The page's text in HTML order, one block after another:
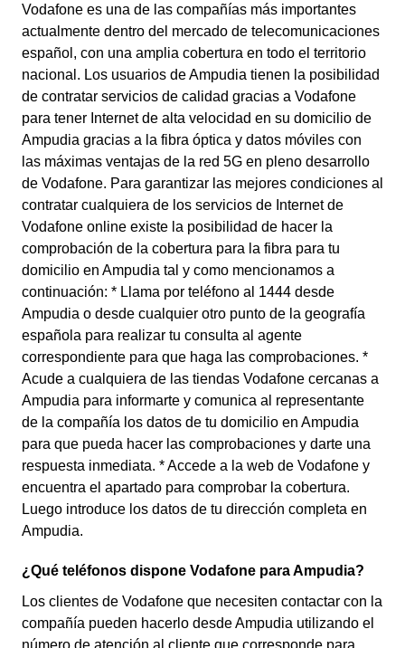
Vodafone es una de las compañías más importantes
actualmente dentro del mercado de telecomunicaciones
español, con una amplia cobertura en todo el territorio
nacional. Los usuarios de Ampudia tienen la posibilidad
de contratar servicios de calidad gracias a Vodafone
para tener Internet de alta velocidad en su domicilio de
Ampudia gracias a la fibra óptica y datos móviles con
las máximas ventajas de la red 5G en pleno desarrollo
de Vodafone. Para garantizar las mejores condiciones al
contratar cualquiera de los servicios de Internet de
Vodafone online existe la posibilidad de hacer la
comprobación de la cobertura para la fibra para tu
domicilio en Ampudia tal y como mencionamos a
continuación: * Llama por teléfono al 1444 desde
Ampudia o desde cualquier otro punto de la geografía
española para realizar tu consulta al agente
correspondiente para que haga las comprobaciones. *
Acude a cualquiera de las tiendas Vodafone cercanas a
Ampudia para informarte y comunica al representante
de la compañía los datos de tu domicilio en Ampudia
para que pueda hacer las comprobaciones y darte una
respuesta inmediata. * Accede a la web de Vodafone y
encuentra el apartado para comprobar la cobertura.
Luego introduce los datos de tu dirección completa en
Ampudia.
¿Qué teléfonos dispone Vodafone para Ampudia?
Los clientes de Vodafone que necesiten contactar con la
compañía pueden hacerlo desde Ampudia utilizando el
número de atención al cliente que corresponde para